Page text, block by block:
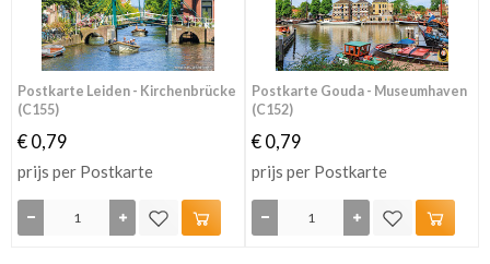
Postkarte Leiden - Kirchenbrücke
(C155)
€ 0,79
prijs per Postkarte
Postkarte Gouda - Museumhaven
(C152)
€ 0,79
prijs per Postkarte